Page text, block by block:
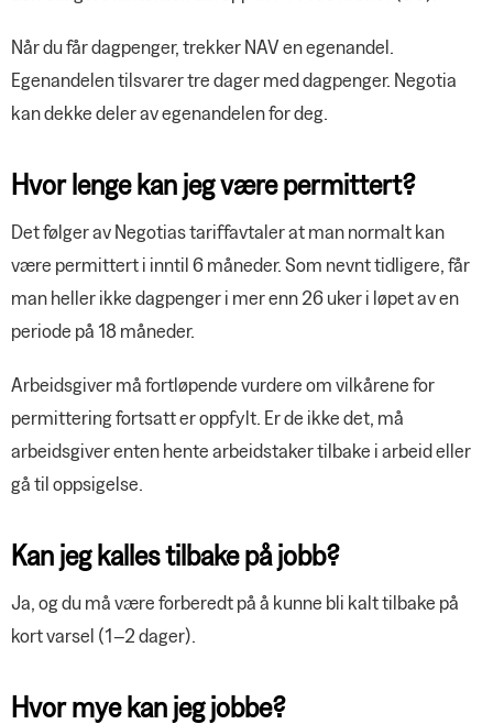
Når du får dagpenger, trekker NAV en egenandel.
Egenandelen tilsvarer tre dager med dagpenger. Negotia
kan dekke deler av egenandelen for deg.
Hvor lenge kan jeg være permittert?
Det følger av Negotias tariffavtaler at man normalt kan
være permittert i inntil 6 måneder. Som nevnt tidligere, får
man heller ikke dagpenger i mer enn 26 uker i løpet av en
periode på 18 måneder.
Arbeidsgiver må fortløpende vurdere om vilkårene for
permittering fortsatt er oppfylt. Er de ikke det, må
arbeidsgiver enten hente arbeidstaker tilbake i arbeid eller
gå til oppsigelse.
Kan jeg kalles tilbake på jobb?
Ja, og du må være forberedt på å kunne bli kalt tilbake på
kort varsel (1–2 dager).
Hvor mye kan jeg jobbe?